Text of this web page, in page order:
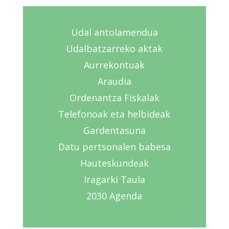
Udal antolamendua
Udalbatzarreko aktak
Aurrekontuak
Araudia
Ordenantza Fiskalak
Telefonoak eta helbideak
Gardentasuna
Datu pertsonalen babesa
Hauteskundeak
Iragarki Taula
2030 Agenda